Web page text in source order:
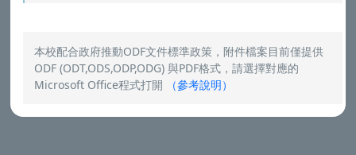
本校配合政府推動ODF文件標準政策，附件檔案目前僅提供
ODF (ODT,ODS,ODP,ODG) 與PDF格式，請選擇對應的
Microsoft Office程式打開
（參考說明）